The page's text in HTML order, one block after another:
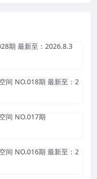
期 最新至：2026.8.3
间 NO.018期 最新至：2
间 NO.017期
间 NO.016期 最新至：2